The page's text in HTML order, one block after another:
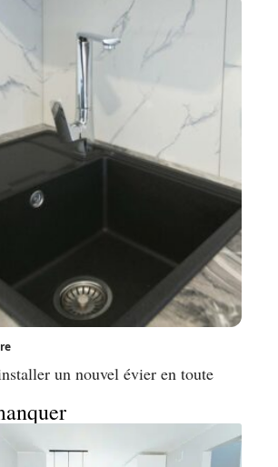
un nouvel évier en toute